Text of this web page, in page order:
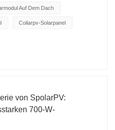
maximal 560 W. Ausgestattet
Solarpanel ein Wendepunkt
W-Solarpanel wurde entwickelt,
ist die ideale Wahl für
für maximale
Leistung
Auf Dem Dach
Coilarpv-Solarpanel
von SpolarPV:
700-W-